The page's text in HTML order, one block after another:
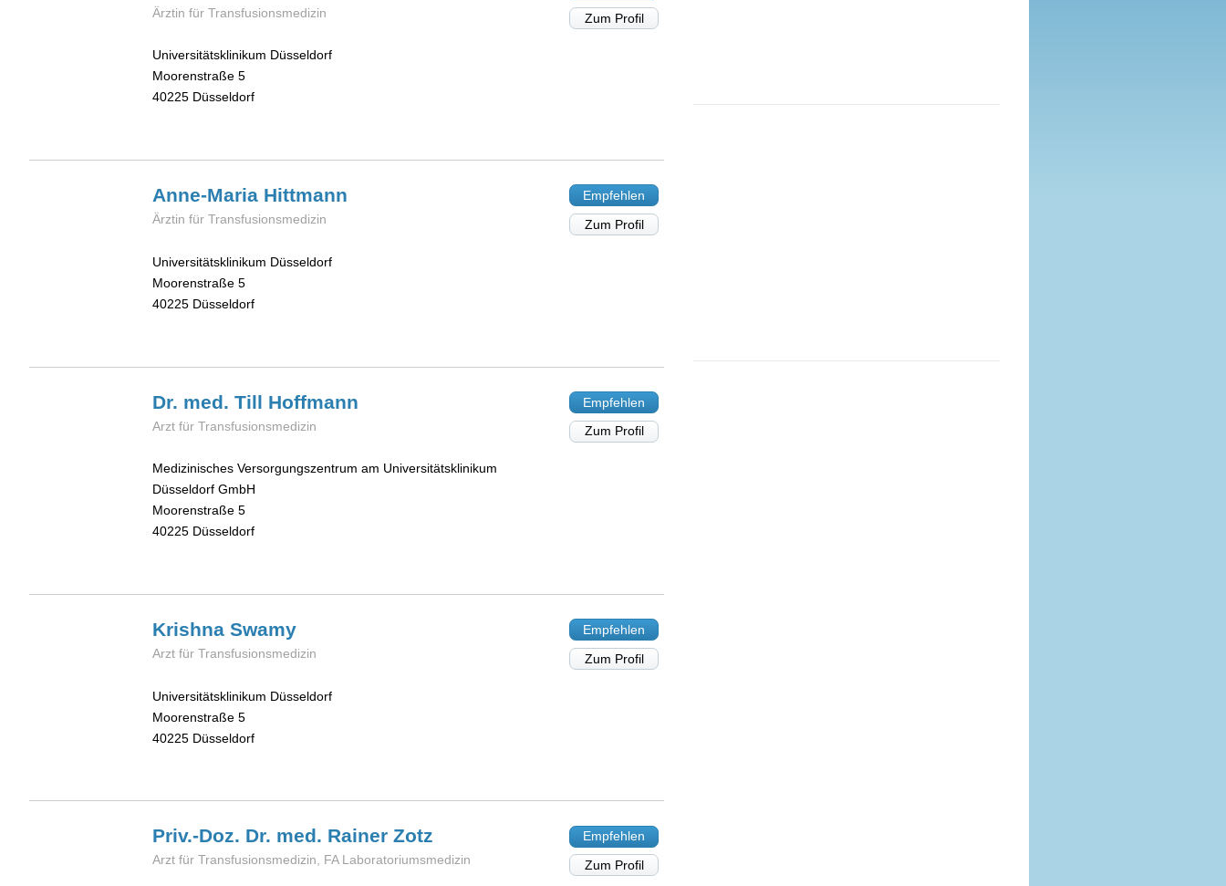
Ärztin für Transfusionsmedizin
Universitätsklinikum Düsseldorf
Moorenstraße 5
40225 Düsseldorf
Zum Profil
Anne-Maria Hittmann
Ärztin für Transfusionsmedizin
Universitätsklinikum Düsseldorf
Moorenstraße 5
40225 Düsseldorf
Empfehlen
Zum Profil
Dr. med. Till Hoffmann
Arzt für Transfusionsmedizin
Medizinisches Versorgungszentrum am Universitätsklinikum
Düsseldorf GmbH
Moorenstraße 5
40225 Düsseldorf
Empfehlen
Zum Profil
Krishna Swamy
Arzt für Transfusionsmedizin
Universitätsklinikum Düsseldorf
Moorenstraße 5
40225 Düsseldorf
Empfehlen
Zum Profil
Priv.-Doz. Dr. med. Rainer Zotz
Arzt für Transfusionsmedizin, FA Laboratoriumsmedizin
Empfehlen
Zum Profil